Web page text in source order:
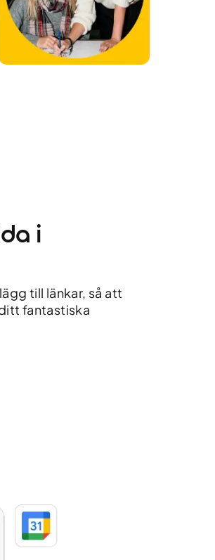
i
till länkar, så att
fantastiska